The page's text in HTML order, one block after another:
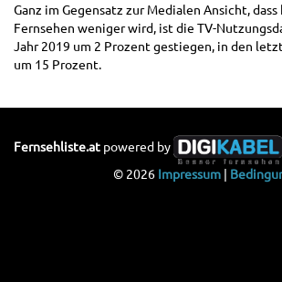
Ganz im Gegensatz zur Medialen Ansicht, dass
Fernsehen weniger wird, ist die TV-
Jahr 2019 um 2 Prozent gestiegen, in den
um 15 Prozent.
Fernsehliste.at powered by
© 2026 Impressum |